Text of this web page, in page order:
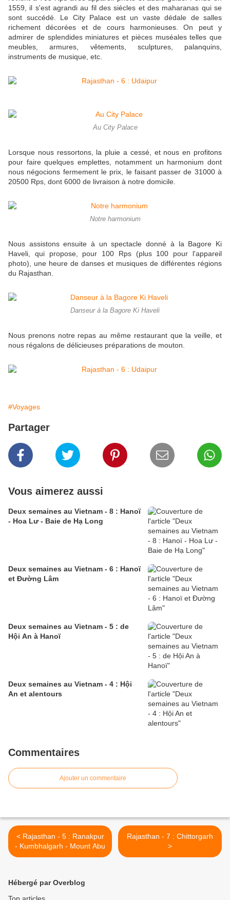
1559, il s'est agrandi au fil des siècles et des maharanas qui se
sont succédé. Le City Palace est un vaste dédale de salles
richement décorées et de cours harmonieuses. On peut y
admirer de splendides miniatures et pièces muséales telles que
meubles, armures, vêtements, sculptures, palanquins,
instruments de musique, etc.
Au City Palace
Lorsque nous ressortons, la pluie a cessé, et nous en profitons
pour faire quelques emplettes, notamment un harmonium dont
nous négocions fermement le prix, le faisant passer de 31000 à
20500 Rps, dont 6000 de livraison à notre domicile.
Notre harmonium
Nous assistons ensuite à un spectacle donné à la Bagore Ki
Haveli, qui propose, pour 100 Rps (plus 100 pour l'appareil
photo), une heure de danses et musiques de différentes régions
du Rajasthan.
Danseur à la Bagore Ki Haveli
Nous prenons notre repas au même restaurant que la veille, et
nous régalons de délicieuses préparations de mouton.
#Voyages
Partager
Vous aimerez aussi
Deux semaines au Vietnam - 8 : Hanoï
- Hoa Lư - Baie de Hạ Long
Deux semaines au Vietnam - 6 : Hanoï
et Đường Lâm
Deux semaines au Vietnam - 5 : de
Hội An à Hanoï
Deux semaines au Vietnam - 4 : Hội
An et alentours
Commentaires
Ajouter un commentaire
< Rajasthan - 5 : Ranakpur
- Kumbhalgarh - Mount Abu
Rajasthan - 7 : Chittorgarh
>
Hébergé par Overblog